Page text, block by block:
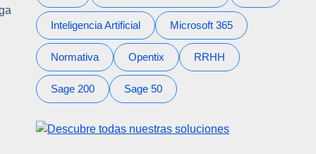
Inteligencia Artificial Microsoft 365
Normativa Opentix RRHH
Sage 200 Sage 50